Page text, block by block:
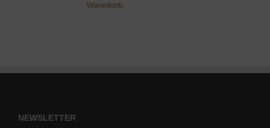
Warenkorb
NEWSLETTER